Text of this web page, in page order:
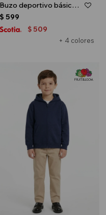
Buzo deportivo básico escote redondo - UNISEX - Azul oscuro
+ 4 colores
$ 599
$ 509